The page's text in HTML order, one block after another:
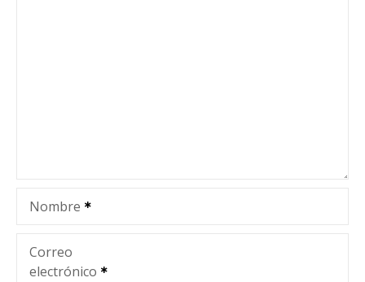
nNombre
Correo
electrónico